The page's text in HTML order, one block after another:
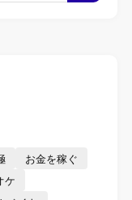
お金を稼ぐ
ケ